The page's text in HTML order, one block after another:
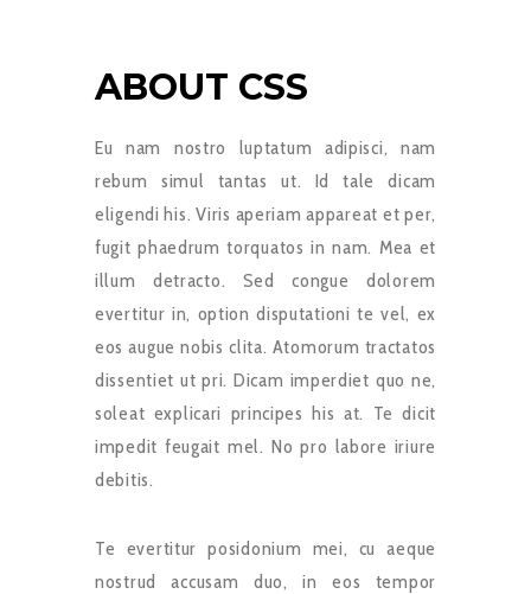
ABOUT CSS
Eu nam nostro luptatum adipisci, nam
rebum simul tantas ut. Id tale dicam
eligendi his. Viris aperiam appareat et per,
fugit phaedrum torquatos in nam. Mea et
illum detracto. Sed congue dolorem
evertitur in, option disputationi te vel, ex
eos augue nobis clita. Atomorum tractatos
dissentiet ut pri. Dicam imperdiet quo ne,
soleat explicari principes his at. Te dicit
impedit feugait mel. No pro labore iriure
debitis.
Te evertitur posidonium mei, cu aeque
nostrud accusam duo, in eos tempor